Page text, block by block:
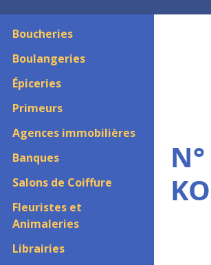
Boucheries
Boulangeries
Épiceries
Primeurs
Agences immobilières
Banques
Salons de Coiffure
Fleuristes et
Animaleries
Librairies